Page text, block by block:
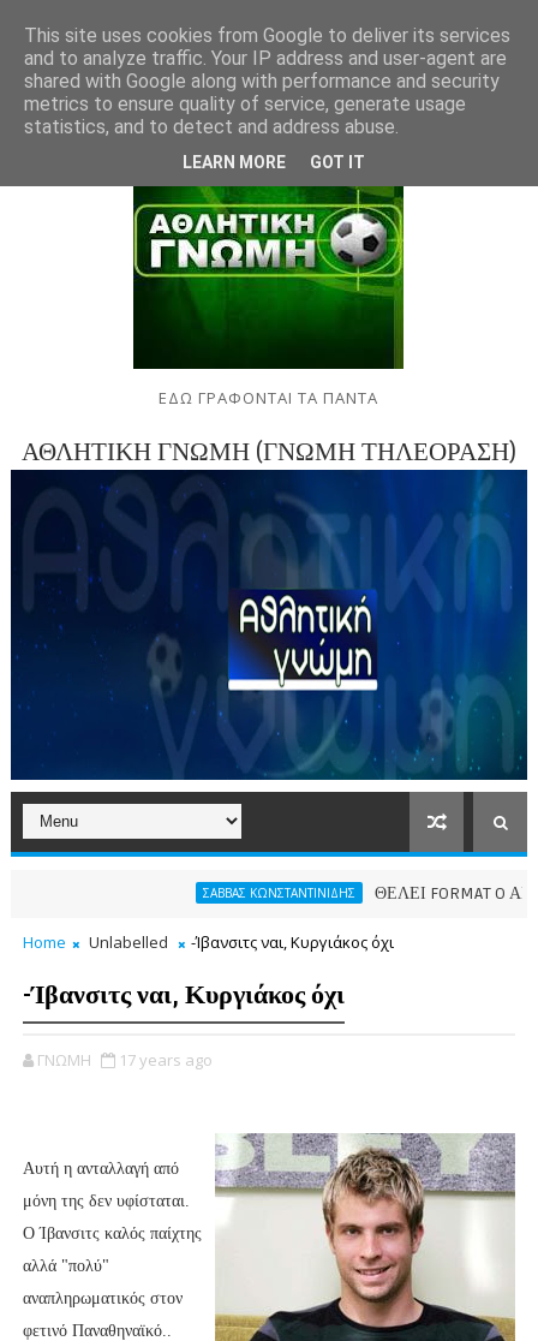
ΕΔΩ ΓΡΑΦΟΝΤΑΙ ΤΑ ΠΑΝΤΑ
ΑΘΛΗΤΙΚΗ ΓΝΩΜΗ (ΓΝΩΜΗ ΤΗΛΕΟΡΑΣΗ)
ΣΑΒΒΑΣ ΚΩΝΣΤΑΝΤΙΝΙΔΗΣ ΘΕΛΕΙ FORMAT O ΑΡΗΣ
Home Unlabelled -Ίβανσιτς ναι, Κυργιάκος όχι
-Ίβανσιτς ναι, Κυργιάκος όχι
ΓΝΩΜΗ 17 years ago
Αυτή η ανταλλαγή από
μόνη της δεν υφίσταται.
Ο Ίβανσιτς καλός παίχτης
αλλά "πολύ"
αναπληρωματικός στον
φετινό Παναθηναϊκό..
This site uses cookies from Google to deliver its services
and to analyze traffic. Your IP address and user-agent are
shared with Google along with performance and security
metrics to ensure quality of service, generate usage
statistics, and to detect and address abuse.
LEARN MORE GOT IT